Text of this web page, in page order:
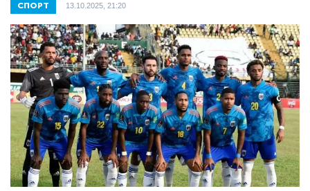
СПОРТ 13.10.2025, 21:20